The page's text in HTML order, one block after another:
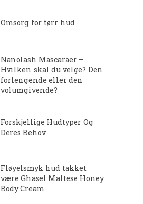
Omsorg for tørr hud
Nanolash Mascaraer –
Hvilken skal du velge? Den
forlengende eller den
volumgivende?
Forskjellige Hudtyper Og
Deres Behov
Fløyelsmyk hud takket
være Ghasel Maltese Honey
Body Cream